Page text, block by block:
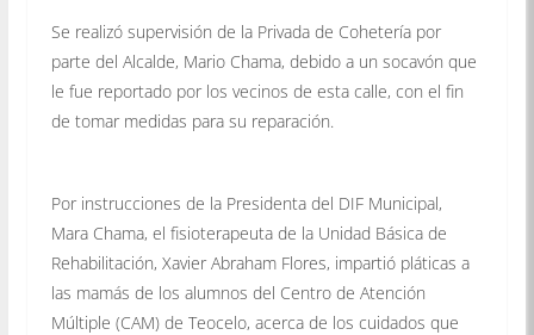
Se realizó supervisión de la Privada de Cohetería por
parte del Alcalde, Mario Chama, debido a un socavón que
le fue reportado por los vecinos de esta calle, con el fin
de tomar medidas para su reparación.
Por instrucciones de la Presidenta del DIF Municipal,
Mara Chama, el fisioterapeuta de la Unidad Básica de
Rehabilitación, Xavier Abraham Flores, impartió pláticas a
las mamás de los alumnos del Centro de Atención
Múltiple (CAM) de Teocelo, acerca de los cuidados que